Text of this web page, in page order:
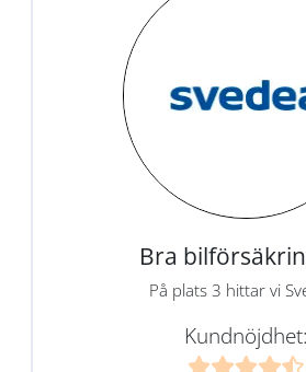
Bra
På plats 3 hittar vi
Kundnöjdhet: